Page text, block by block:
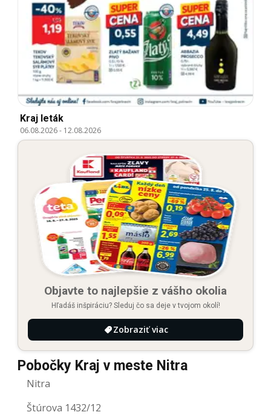
Kraj leták
06.08.2026- 12.08.2026
Objavte to najlepšie z vášho okolia
Hľadáš inšpiráciu? Sleduj čo sa deje v tvojom okolí!
Zobraziť viac
Pobočky Kraj v meste Nitra
Nitra
Štúrova 1432/12